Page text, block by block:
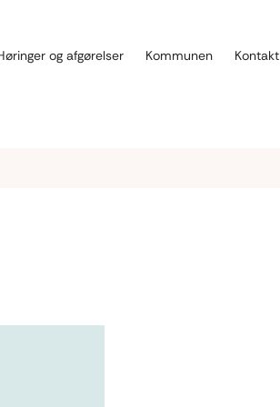
og afgørelser Kommunen Kontakt